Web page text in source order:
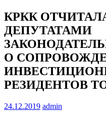
КРКК
ДЕПУТАТАМИ
О
РЕЗИДЕНТОВ
24.12.2019 admin